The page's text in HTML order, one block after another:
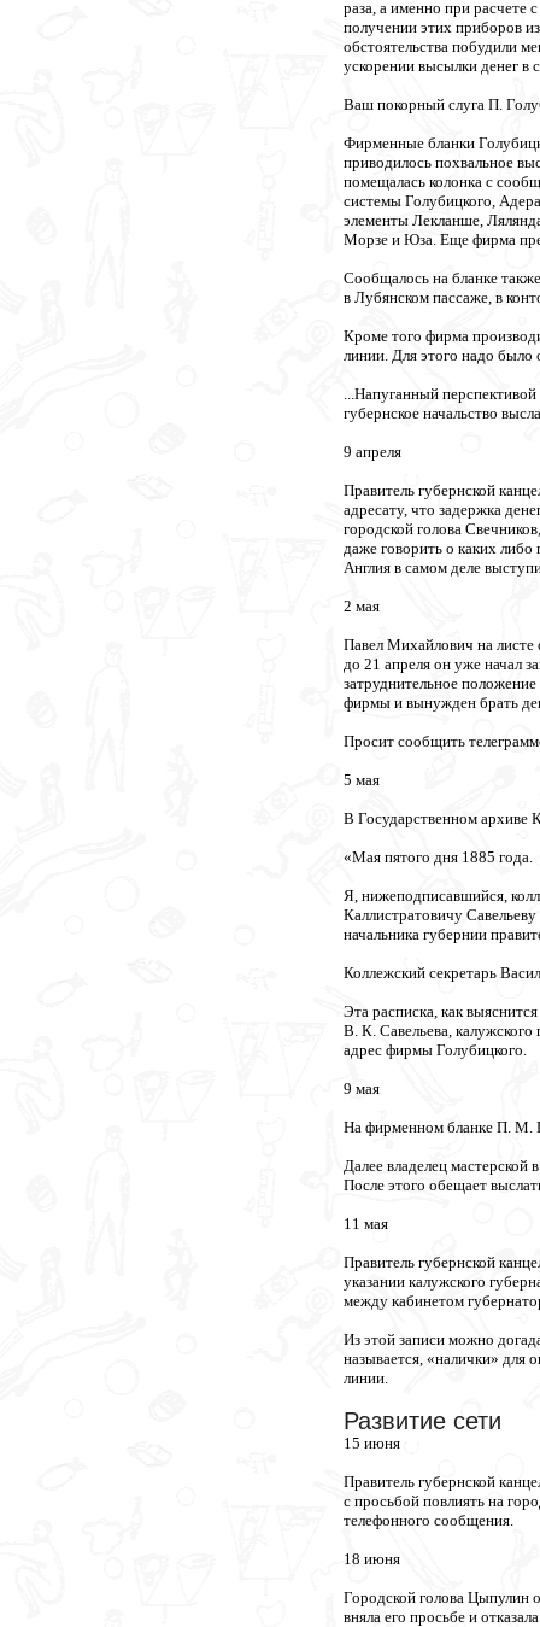
раза, а именно при
получении этих приборов
обстоятельства побудили
ускорении высылки денег в
Ваш покорный слуга П.
Фирменные бланки
приводилось похвальное
помещалась колонка с
системы Голубицкого,
элементы Лекланше,
Морзе и Юза. Еще фирма
Сообщалось на бланке
в Лубянском пассаже, в
Кроме того фирма
линии. Для этого надо было
...Напуганный
губернское начальство
9 апреля
Правитель губернской
адресату, что задержка
городской голова
даже говорить о каких либо
Англия в самом деле
2 мая
Павел Михайлович на листе
до 21 апреля он уже начал
затруднительное
фирмы и вынужден брать
Просит сообщить
5 мая
В Государственном архиве
«Мая пятого дня 1885 года.
Я, нижеподписавшийся,
Каллистратовичу
начальника губернии
Коллежский секретарь
Эта расписка, как
В. К. Савельева,
адрес фирмы Голубицкого.
9 мая
На фирменном бланке П. М.
Далее владелец мастерской
После этого обещает
11 мая
Правитель губернской
указании калужского
между кабинетом
Из этой записи можно
называется, «налички» для
линии.
Развитие сети
15 июня
Правитель губернской
с просьбой повлиять на
телефонного сообщения.
18 июня
Городской голова Цыпулин
вняла его просьбе и